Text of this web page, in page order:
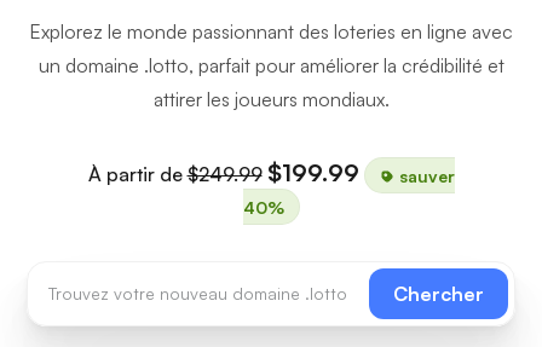
Explorez le monde passionnant des loteries en ligne avec
un domaine .lotto, parfait pour améliorer la crédibilité et
attirer les joueurs mondiaux.
À partir de$249.99 $199.99
sauver
40%
Chercher